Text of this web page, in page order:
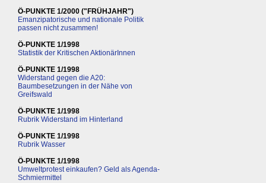
Ö-PUNKTE 1/2000 ("FRÜHJAHR")
Emanzipatorische und nationale Politik
passen nicht zusammen!
Ö-PUNKTE 1/1998
Statistik der Kritischen AktionärInnen
Ö-PUNKTE 1/1998
Widerstand gegen die A20:
Baumbesetzungen in der Nähe von
Greifswald
Ö-PUNKTE 1/1998
Rubrik Widerstand im Hinterland
Ö-PUNKTE 1/1998
Rubrik Wasser
Ö-PUNKTE 1/1998
Umweltprotest einkaufen? Geld als Agenda-
Schmiermittel